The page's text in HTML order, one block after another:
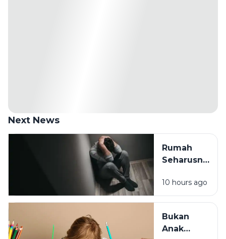
Next News
Rumah
Seharusnya
Tempat
Pulang,
Tempat
Paling
10 hours ago
Bukan
Anak